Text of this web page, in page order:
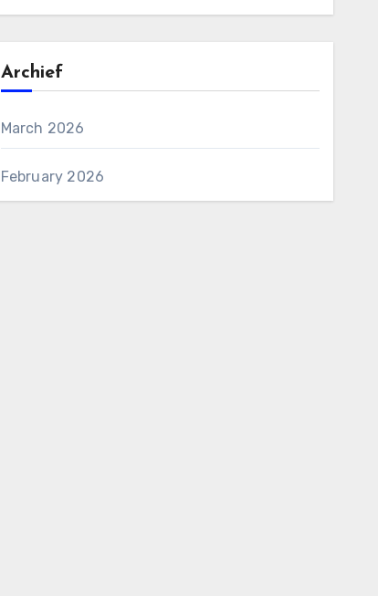
Archief
March 2026
February 2026